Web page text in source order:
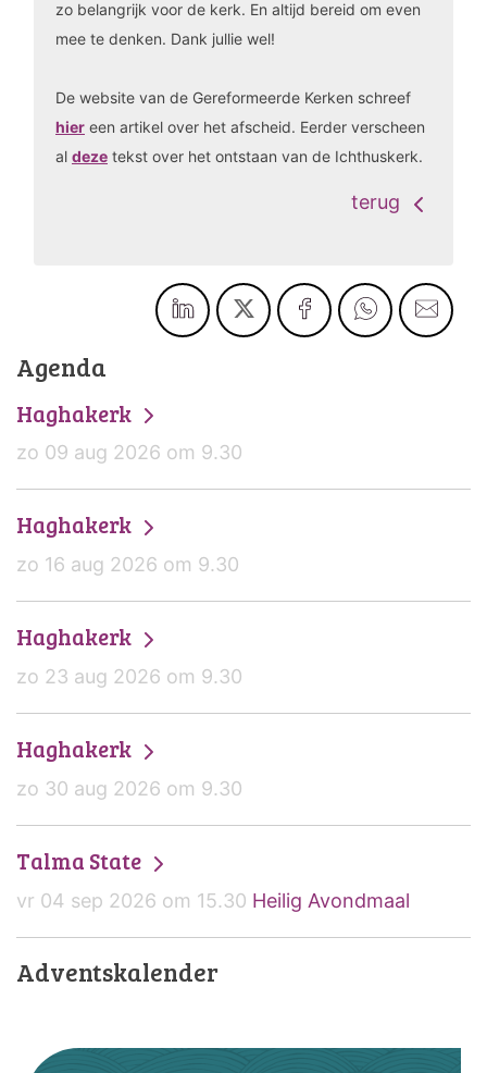
zo belangrijk voor de kerk. En altijd bereid om even
mee te denken. Dank jullie wel!
De website van de Gereformeerde Kerken schreef
hier een artikel over het afscheid. Eerder verscheen
al deze tekst over het ontstaan van de Ichthuskerk.
terug
Agenda
Haghakerk
zo 09 aug 2026 om 9.30
Haghakerk
zo 16 aug 2026 om 9.30
Haghakerk
zo 23 aug 2026 om 9.30
Haghakerk
zo 30 aug 2026 om 9.30
Talma State
vr 04 sep 2026 om 15.30 Heilig Avondmaal
Adventskalender